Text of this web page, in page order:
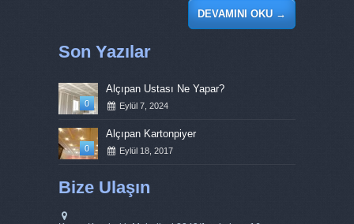
DEVAMINI OKU→
Son Yazılar
0
Alçıpan Ustası Ne Yapar?
Eylül 7, 2024
0
Alçıpan Kartonpiyer
Eylül 18, 2017
Bize Ulaşın